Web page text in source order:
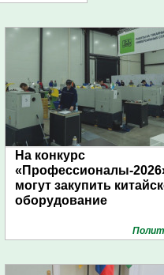
На конкурс
«Профессионалы-
могут закупить
оборудование